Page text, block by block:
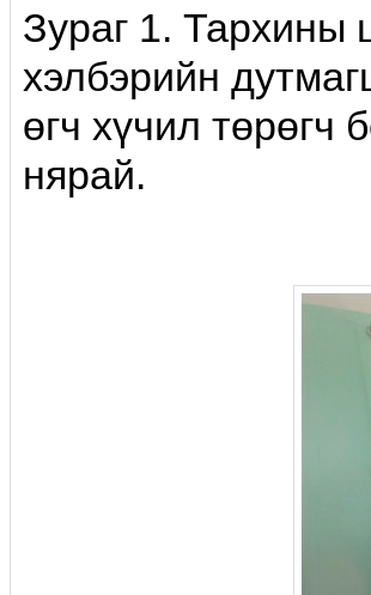
Зураг 1. Тархины
хэлбэрийн
өгч хүчил төрөгч
нярай.